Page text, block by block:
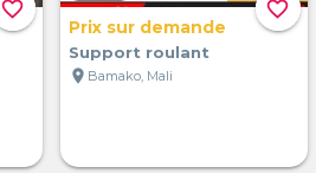
favorite_border favorite_border
Prix sur demande
Support roulant
location_on Bamako, Mali